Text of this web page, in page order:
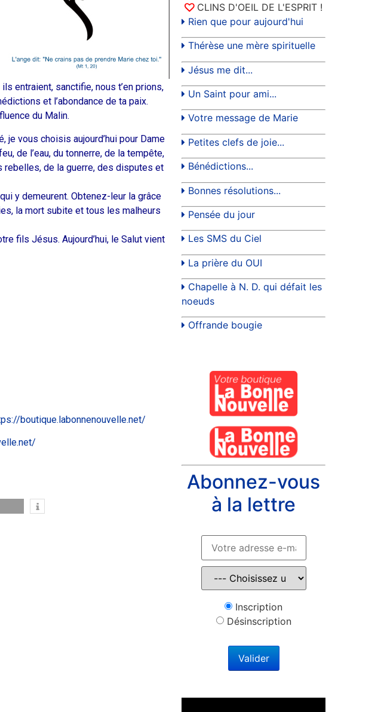
entraient, sanctifie, nous t’en prions,
et l’abondance de ta paix.
du Malin.
je vous choisis aujourd’hui pour Dame
de l’eau, du tonnerre, de la tempête,
de la guerre, des disputes et
y demeurent. Obtenez-leur la grâce
la mort subite et tous les malheurs
fils Jésus. Aujourd’hui, le Salut vient
boutique.labonnenouvelle.net/
CLINS D'OEIL DE L'ESPRIT !
Rien que pour aujourd'hui
Thérèse une mère spirituelle
Jésus me dit...
Un Saint pour ami...
Votre message de Marie
Petites clefs de joie...
Bénédictions...
Bonnes résolutions...
Pensée du jour
Les SMS du Ciel
La prière du OUI
Chapelle à N. D. qui défait les
noeuds
Offrande bougie
Abonnez-vous
à la lettre
Inscription
Désinscription